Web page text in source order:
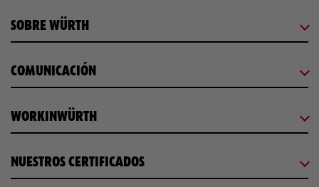
SOBRE WÜRTH
COMUNICACIÓN
WORKINWÜRTH
NUESTROS CERTIFICADOS